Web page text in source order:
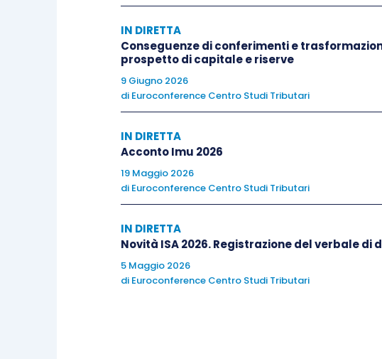
IN DIRETTA
Conseguenze di conferimenti e
prospetto di capitale e riserve
9 Giugno 2026
di Euroconference Centro Studi Tributari
IN DIRETTA
Acconto Imu 2026
19 Maggio 2026
di Euroconference Centro Studi Tributari
IN DIRETTA
Novità ISA 2026. Registrazione del verbale di
5 Maggio 2026
di Euroconference Centro Studi Tributari